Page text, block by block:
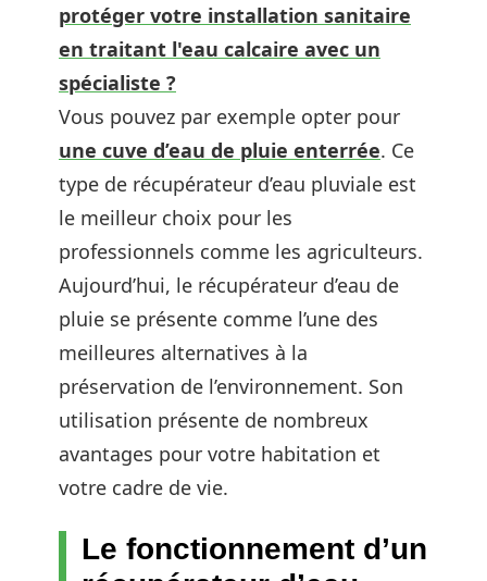
protéger votre installation sanitaire
en traitant l'eau calcaire avec un
spécialiste ?
Vous pouvez par exemple opter pour
une cuve d’eau de pluie enterrée. Ce
type de récupérateur d’eau pluviale est
le meilleur choix pour les
professionnels comme les agriculteurs.
Aujourd’hui, le récupérateur d’eau de
pluie se présente comme l’une des
meilleures alternatives à la
préservation de l’environnement. Son
utilisation présente de nombreux
avantages pour votre habitation et
votre cadre de vie.
Le fonctionnement d’un